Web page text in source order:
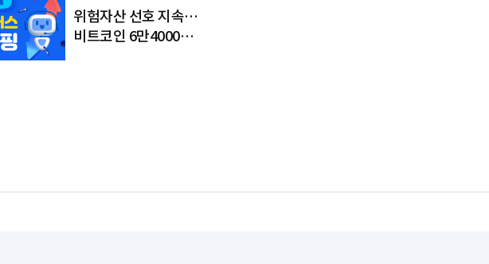
위험자산 선호 지속…
비트코인 6만4000달